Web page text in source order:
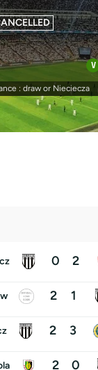
V
: draw or Nieciecza
0 2
2 1
2 3
2 0